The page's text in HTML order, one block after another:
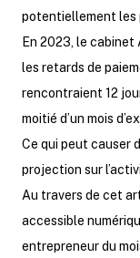
potentiellement les
En 2023, le cabinet
les retards de
rencontraient 12
moitié d’un mois
Ce qui peut causer
projection sur
Au travers de cet
accessible
entrepreneur du